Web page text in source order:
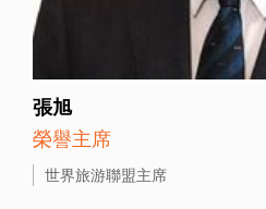
張旭
榮譽主席
世界旅游聯盟主席